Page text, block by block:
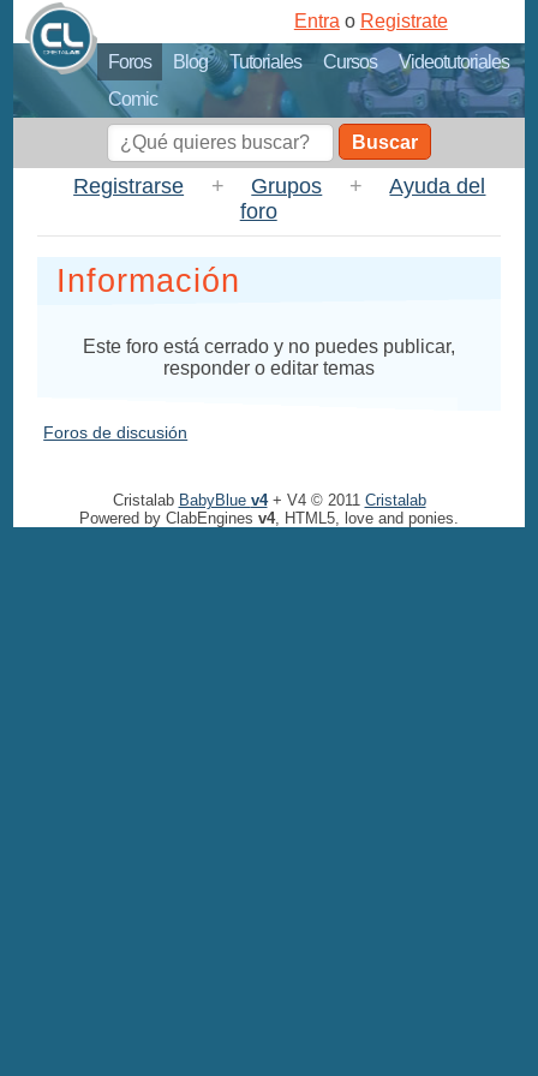
Foros Blog Tutoriales Cursos
Videotutoriales
Comic
Entra o Registrate
Buscar
Registrarse + Grupos +
Ayuda del
foro
Información
Este foro está cerrado y no puedes publicar,
responder o editar temas
Foros de discusión
Cristalab BabyBlue v4+ V4 © 2011 Cristalab
Powered by ClabEngines v4, HTML5, love and ponies.